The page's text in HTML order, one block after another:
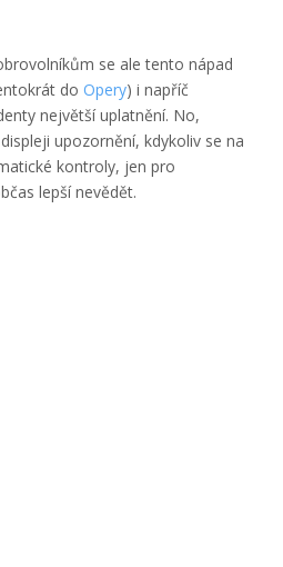
se ale tento nápad
do Opery) i napříč
největší uplatnění. No,
upozornění, kdykoliv se na
kontroly, jen pro
lepší nevědět.